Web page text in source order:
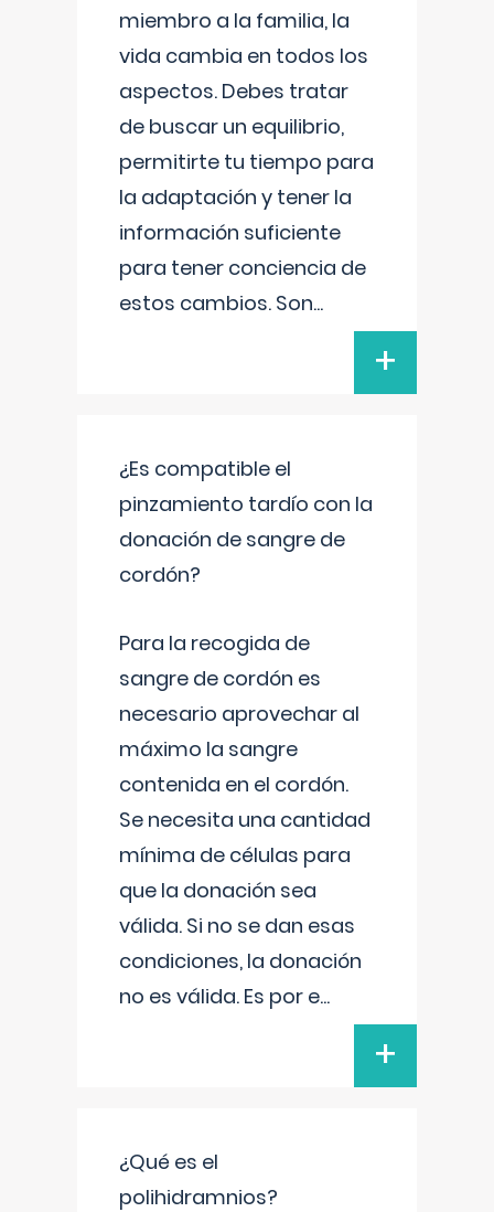
miembro a la familia, la
vida cambia en todos los
aspectos. Debes tratar
de buscar un equilibrio,
permitirte tu tiempo para
la adaptación y tener la
información suficiente
para tener conciencia de
estos cambios. Son...
+
¿Es compatible el
pinzamiento tardío con la
donación de sangre de
cordón?
Para la recogida de
sangre de cordón es
necesario aprovechar al
máximo la sangre
contenida en el cordón.
Se necesita una cantidad
mínima de células para
que la donación sea
válida. Si no se dan esas
condiciones, la donación
no es válida. Es por e...
+
¿Qué es el
polihidramnios?